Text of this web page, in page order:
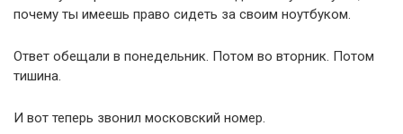
почему ты имеешь право сидеть за своим ноутбуком.
Ответ обещали в понедельник. Потом во вторник. Потом
тишина.
И вот теперь звонил московский номер.